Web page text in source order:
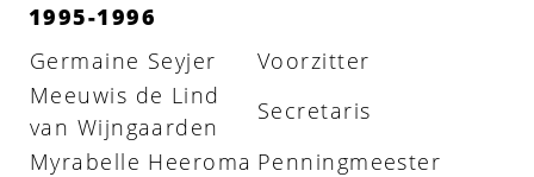
1995-1996
Germaine Seyjer
Voorzitter
Meeuwis de Lind
van Wijngaarden
Secretaris
Myrabelle Heeroma Penningmeester